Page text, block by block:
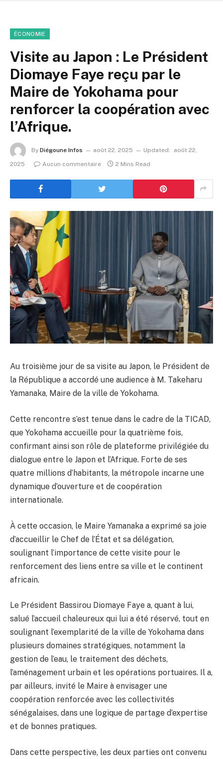
ÉCONOMIE
Visite au Japon : Le Président
Diomaye Faye reçu par le
Maire de Yokohama pour
renforcer la coopération avec
l’Afrique.
By Diégoune Infos août 22, 2025 Updated:
août 22,
2025
Aucun commentaire 2 Mins Read
Au troisième jour de sa visite au Japon, le Président de
la République a accordé une audience à M. Takeharu
Yamanaka, Maire de la ville de Yokohama.
Cette rencontre s’est tenue dans le cadre de la TICAD,
que Yokohama accueille pour la quatrième fois,
confirmant ainsi son rôle de plateforme privilégiée du
dialogue entre le Japon et l’Afrique. Forte de ses
quatre millions d’habitants, la métropole incarne une
dynamique d’ouverture et de coopération
internationale.
À cette occasion, le Maire Yamanaka a exprimé sa joie
d’accueillir le Chef de l’État et sa délégation,
soulignant l’importance de cette visite pour le
renforcement des liens entre sa ville et le continent
africain.
Le Président Bassirou Diomaye Faye a, quant à lui,
salué l’accueil chaleureux qui lui a été réservé, tout en
soulignant l’exemplarité de la ville de Yokohama dans
plusieurs domaines stratégiques, notamment la
gestion de l’eau, le traitement des déchets,
l’aménagement urbain et les opérations portuaires. Il a,
par ailleurs, invité le Maire à envisager une
coopération renforcée avec les collectivités
sénégalaises, dans une logique de partage d’expertise
et de bonnes pratiques.
Dans cette perspective, les deux parties ont convenu